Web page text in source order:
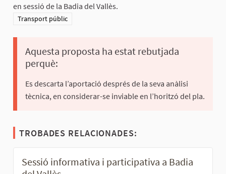
en sessió de la Badia del Vallès.
Resultats al filtrar per la categoria: Transport públic
Transport públic
Aquesta proposta ha estat rebutjada
perquè:
Es descarta l’aportació després de la seva anàlisi
tècnica, en considerar-se inviable en l’horitzó del pla.
TROBADES RELACIONADES:
Sessió informativa i participativa a Badia